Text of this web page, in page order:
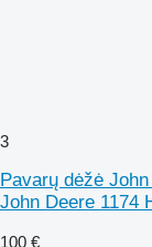
3
Pavarų dėžė
John Deere 1174
100 €